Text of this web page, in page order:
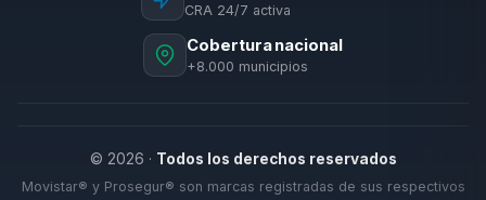
CRA 24/7 activa
Cobertura nacional
+8.000 municipios
© 2026 · Todos los derechos reservados
Movistar® y Prosegur® son marcas registradas de sus respectivos